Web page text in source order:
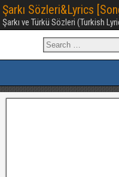
Şarkı Sözleri&Lyrics
Şarkı ve Türkü Sözleri (Turkish